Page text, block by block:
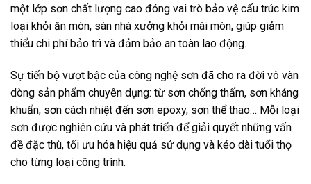
một lớp sơn chất lượng cao đóng vai trò bảo vệ cấu trúc kim
loại khỏi ăn mòn, sàn nhà xưởng khỏi mài mòn, giúp giảm
thiểu chi phí bảo trì và đảm bảo an toàn lao động.
Sự tiến bộ vượt bậc của công nghệ sơn đã cho ra đời vô vàn
dòng sản phẩm chuyên dụng: từ sơn chống thấm, sơn kháng
khuẩn, sơn cách nhiệt đến sơn epoxy, sơn thể thao… Mỗi loại
sơn được nghiên cứu và phát triển để giải quyết những vấn
đề đặc thù, tối ưu hóa hiệu quả sử dụng và kéo dài tuổi thọ
cho từng loại công trình.